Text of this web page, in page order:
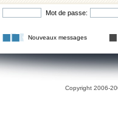
Mot de passe:
Nouveaux messages
Copyright 2006-